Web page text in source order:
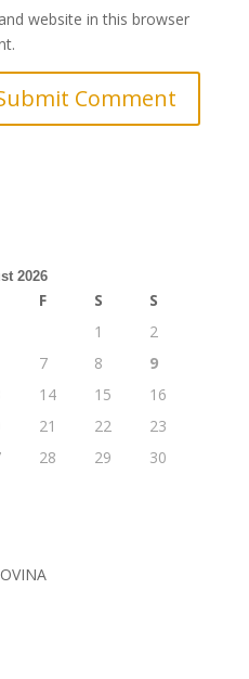
website in this browser
2026
F S
S
1
2
7 8
9
14 15
16
21 22
23
28 29
30